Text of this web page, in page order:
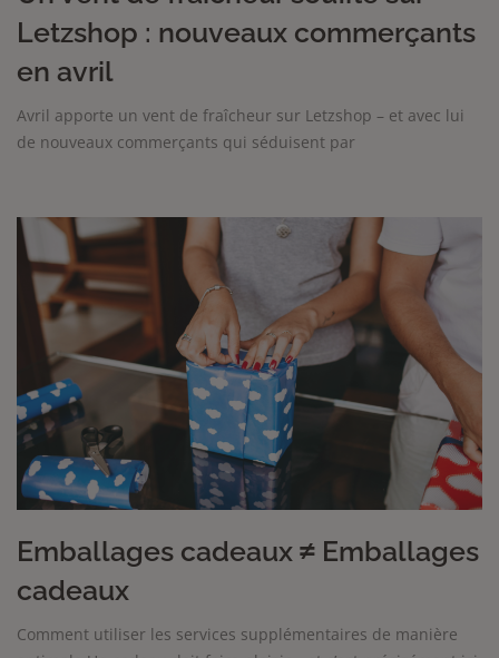
Letzshop : nouveaux commerçants
en avril
Avril apporte un vent de fraîcheur sur Letzshop – et avec lui
de nouveaux commerçants qui séduisent par
Emballages cadeaux ≠ Emballages
cadeaux
Comment utiliser les services supplémentaires de manière